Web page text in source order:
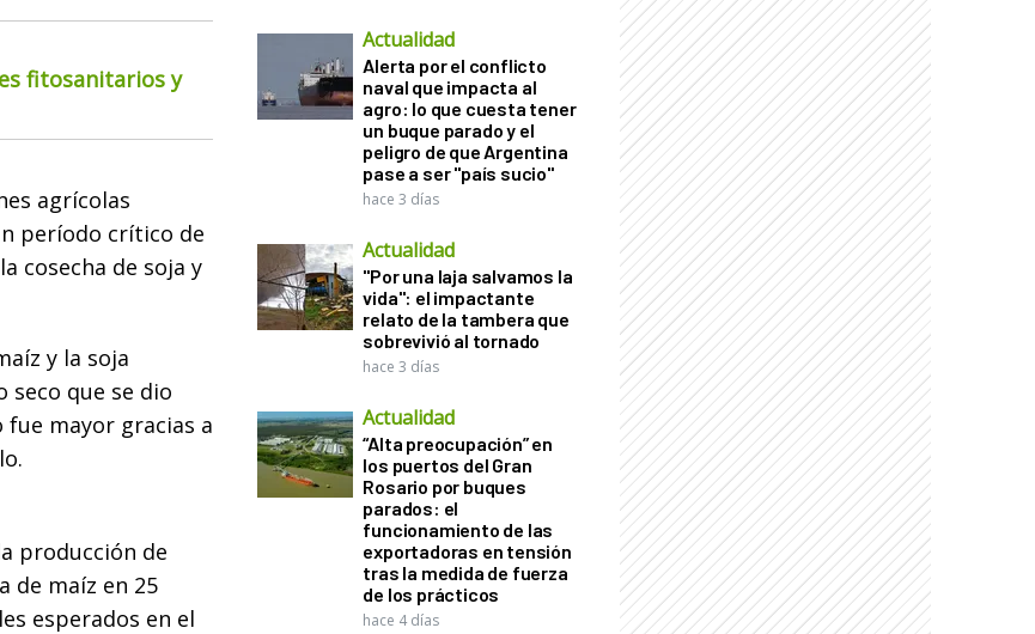
fitosanitarios y
agrícolas
período crítico de
cosecha de soja y
y la soja
que se dio
mayor gracias a
producción de
de maíz en 25
esperados en el
Actualidad
Alerta por el conflicto
naval que impacta al
agro: lo que cuesta tener
un buque parado y el
peligro de que Argentina
pase a ser "país sucio"
hace 3 días
Actualidad
"Por una laja salvamos la
vida": el impactante
relato de la tambera que
sobrevivió al tornado
hace 3 días
Actualidad
“Alta preocupación” en
los puertos del Gran
Rosario por buques
parados: el
funcionamiento de las
exportadoras en tensión
tras la medida de fuerza
de los prácticos
hace 4 días